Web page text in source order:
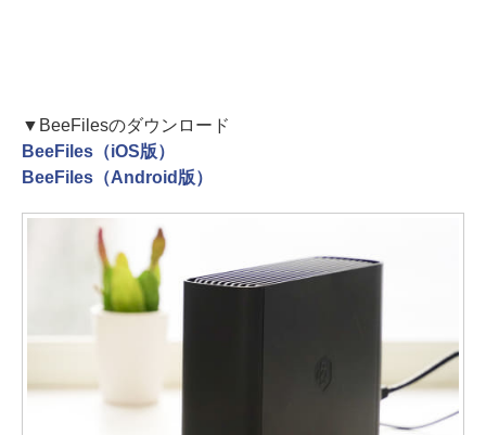
▼BeeFilesのダウンロード
BeeFiles（iOS版）
BeeFiles（Android版）